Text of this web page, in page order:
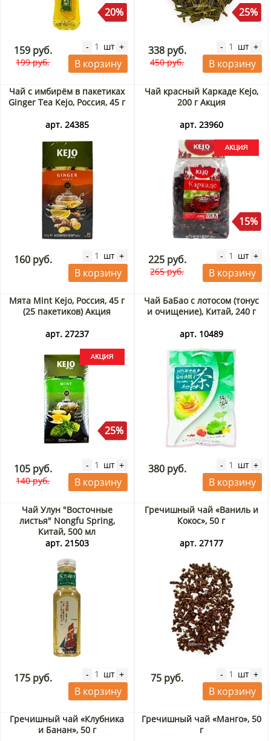
20%
159 руб.
199 руб.
- шт +
В корзину
25%
338 руб.
450 руб.
- шт +
В корзину
Чай с имбирём в пакетиках
Ginger Tea Kejo, Россия, 45 г
арт. 24385
160 руб. - шт +
В корзину
Чай красный Каркаде Kejo,
200 г Акция
арт. 23960
15%
225 руб.
265 руб.
- шт +
В корзину
Мята Mint Kejo, Россия, 45 г
(25 пакетиков) Акция
арт. 27237
25%
105 руб.
140 руб.
- шт +
В корзину
Чай БаБао с лотосом (тонус
и очищение), Китай, 240 г
арт. 10489
380 руб. - шт +
В корзину
Чай Улун "Восточные
листья" Nongfu Spring,
Китай, 500 мл
арт. 21503
175 руб. - шт +
В корзину
Гречишный чай «Ваниль и
Кокос», 50 г
арт. 27177
75 руб. - шт +
В корзину
Гречишный чай «Клубника
и Банан», 50 г
Гречишный чай «Манго», 50
г